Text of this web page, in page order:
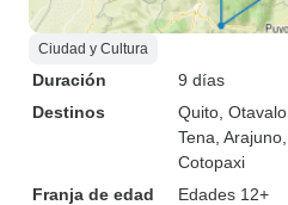
Ciudad y Cultura
Duración
9 días
Destinos
Quito , Otavalo
Tena , Arajuno
Cotopaxi
Franja de edad
Edades 12+